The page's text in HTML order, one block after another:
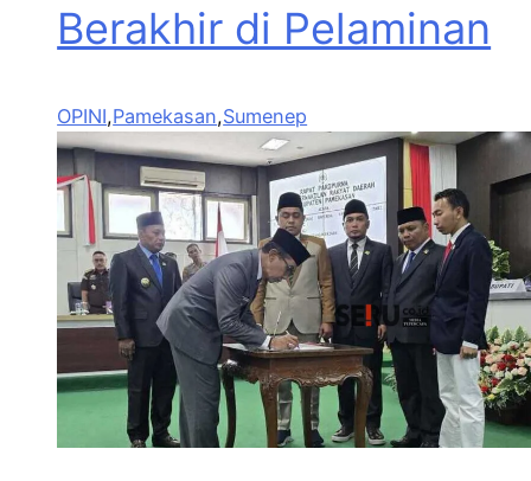
Berakhir di Pelaminan
OPINI,Pamekasan,Sumenep